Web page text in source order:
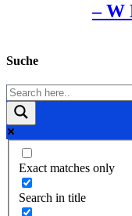
– W
Suche
Exact matches only
Search in title